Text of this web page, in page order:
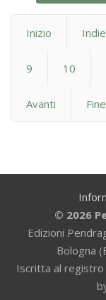
Inizio
9 10
Avanti Fine
© 2026
Edizioni
Bologna
Iscritta al registro